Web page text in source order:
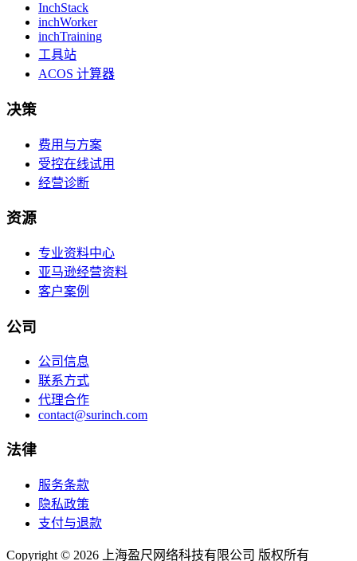
InchStack
inchWorker
inchTraining
工具站
ACOS 计算器
决策
费用与方案
受控在线试用
经营诊断
资源
专业资料中心
亚马逊经营资料
客户案例
公司
公司信息
联系方式
代理合作
contact@surinch.com
法律
服务条款
隐私政策
支付与退款
Copyright © 2026 上海盈尺网络科技有限公司 版权所有